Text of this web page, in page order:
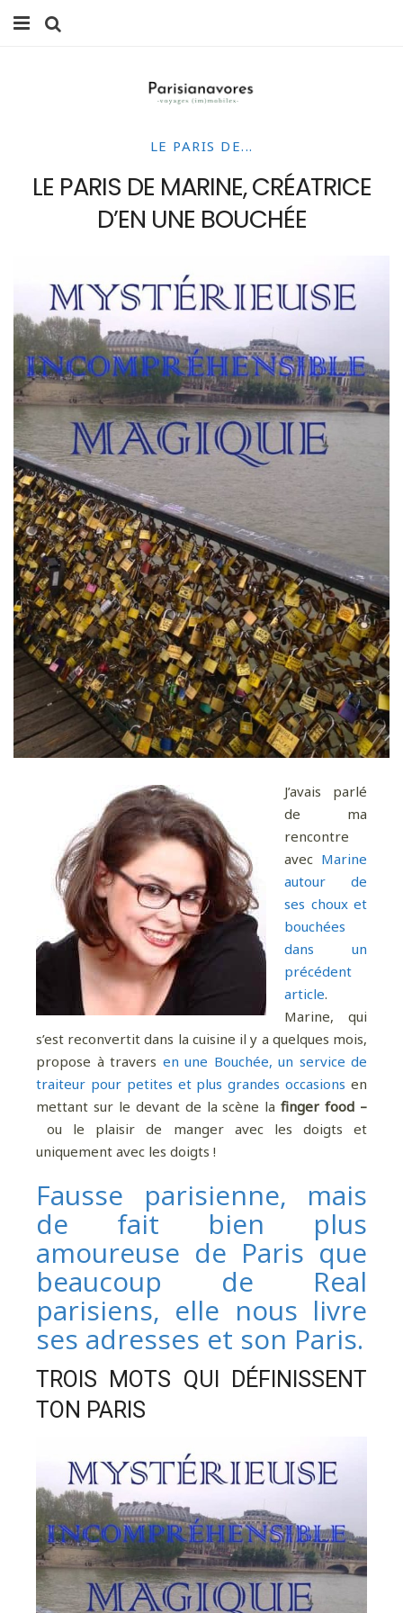
FAMILLE
VOYAGES
WEEK-ENDS
LIFESTYLE
0 ITEMS -0,00€
LE PARIS DE...
LE PARIS DE MARINE, CRÉATRICE
D’EN UNE BOUCHÉE
J’avais parlé
de ma
rencontre
avec Marine
autour de
ses choux et
bouchées
dans un
précédent
article.
Marine, qui
s’est reconvertit dans la cuisine il y a quelques mois,
propose à travers en une Bouchée, un service de
traiteur pour petites et plus grandes occasions en
mettant sur le devant de la scène lafinger food –
ou le plaisir de manger avec les doigts et
uniquement avec les doigts !
Fausse parisienne, mais
de fait bien plus
amoureuse de Paris que
beaucoup de Real
parisiens, elle nous livre
ses adresses et son Paris.
TROIS MOTS QUI DÉFINISSENT
TON PARIS